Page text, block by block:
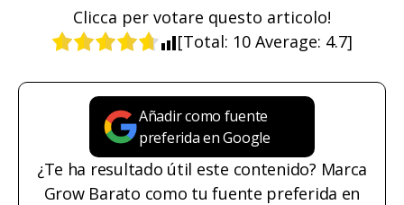
Clicca per votare questo articolo!
[Total: 10 Average: 4.7]
Añadir como fuente
preferida en Google
¿Te ha resultado útil este contenido? Marca
Grow Barato como tu fuente preferida en